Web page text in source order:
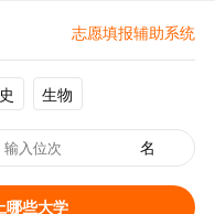
志愿填报辅助系统
生物
名
哪些大学